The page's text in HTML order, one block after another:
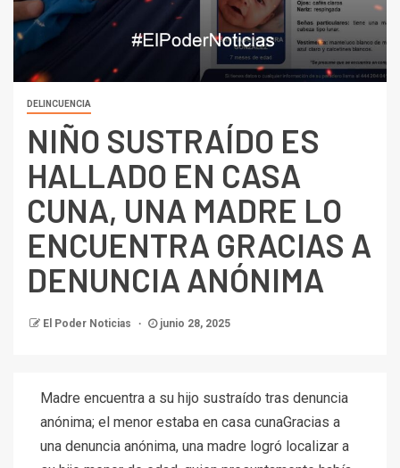
DELINCUENCIA
NIÑO SUSTRAÍDO ES
HALLADO EN CASA
CUNA, UNA MADRE LO
ENCUENTRA GRACIAS A
DENUNCIA ANÓNIMA
El Poder Noticias junio 28, 2025
Madre encuentra a su hijo sustraído tras denuncia
anónima; el menor estaba en casa cunaGracias a
una denuncia anónima, una madre logró localizar a